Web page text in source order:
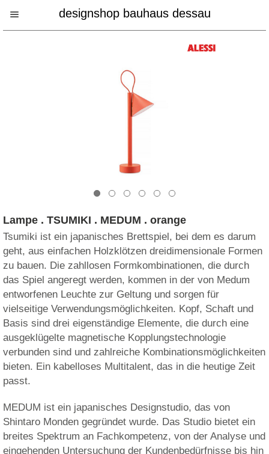
designshop bauhaus dessau
Lampe . TSUMIKI . MEDUM . orange
Tsumiki ist ein japanisches Brettspiel, bei dem es darum
geht, aus einfachen Holzklötzen dreidimensionale Formen
zu bauen. Die zahllosen Formkombinationen, die durch
das Spiel angeregt werden, kommen in der von Medum
entworfenen Leuchte zur Geltung und sorgen für
vielseitige Verwendungsmöglichkeiten. Kopf, Schaft und
Basis sind drei eigenständige Elemente, die durch eine
ausgeklügelte magnetische Kopplungstechnologie
verbunden sind und zahlreiche Kombinationsmöglichkeiten
bieten. Ein kabelloses Multitalent, das in die heutige Zeit
passt.
MEDUM ist ein japanisches Designstudio, das von
Shintaro Monden gegründet wurde. Das Studio bietet ein
breites Spektrum an Fachkompetenz, von der Analyse und
eingehenden Untersuchung der Kundenbedürfnisse bis hin